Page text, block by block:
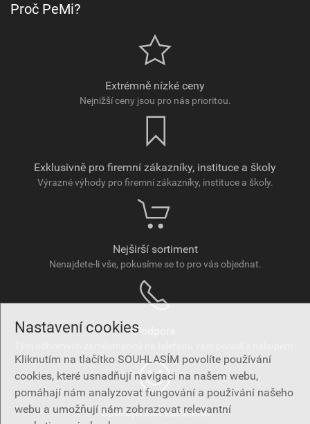
Nastavení cookies
Kliknutím na tlačítko SOUHLASÍM povolíte používání
cookies, které usnadňují navigaci na našem webu,
pomáhají nám analyzovat fungování a používání našeho
webu a umožňují nám zobrazovat relevantní
Proč PeMi?
Extrémně nízké ceny
Nejnižší ceny jsou pro nás prioritou.
Exklusivně pro firemní zákazníky, instituce a školy
Výrazné výhody pro firemní zákazníky, instituce a školy.
Nejširší sortiment
Nenajdete-li vše, pokusíme se to pro vás objednat.
Podpora
Spokojenost zaručena